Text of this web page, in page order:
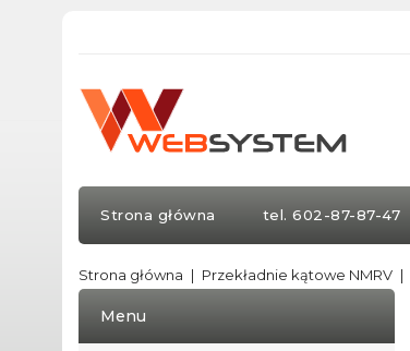
Strona główna tel. 602-87-87-47
Strona główna Przekładnie kątowe NMRV
Menu